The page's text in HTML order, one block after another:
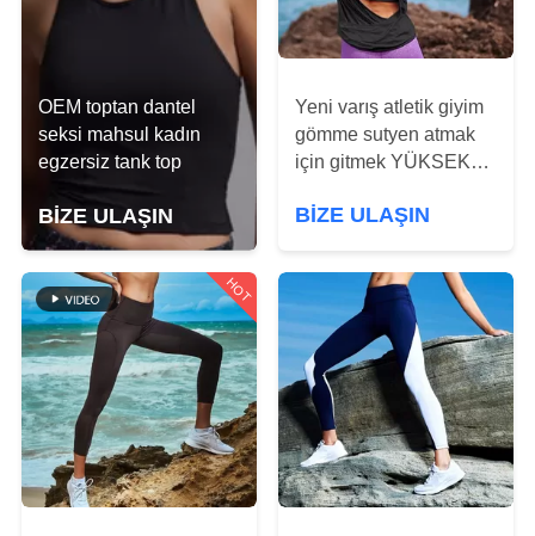
TURU
KONTROL
BIZIMLE
ILETIŞIME
GEÇIN
HABERLER
BIR
TEKLIF
ISTEĞI
OEM toptan dantel
seksi mahsul kadın
egzersiz tank top
BIZE ULAŞIN
Yeni varış atletik giyim
gömme sutyen atmak
için gitmek YÜKSEK
atlet atlet
BIZE ULAŞIN
HOT